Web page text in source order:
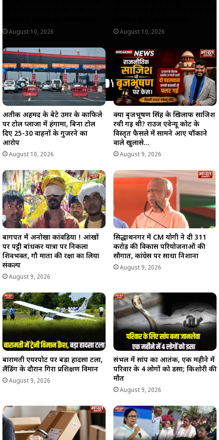
August 10, 2026 August 10, 2026
अतीक अहमद के बेटे उमर के काफिले
पर टोल प्लाजा में हंगामा, बिना टोल
दिए 25-30 वाहनों के गुजरने का
आरोप
August 10, 2026
क्या बृजभूषण सिंह के खिलाफ साजिश
रची गई थी? राउज एवेन्यू कोर्ट के
विस्तृत फैसले में सामने आए चौंकाने
वाले खुलासे…
August 9, 2026
बागपत में अनोखा कांवड़िया ! आंखों
पर पट्टी बांधकर यात्रा पर निकला
शिवभक्त, गौ माता की रक्षा का लिया
संकल्प
August 9, 2026
सिद्धार्थनगर में CM योगी ने दी 311
करोड़ की विकास परियोजनाओं की
सौगात, कांग्रेस पर साधा निशाना
August 9, 2026
बारामती एयरपोर्ट पर बड़ा हादसा टला,
लैंडिंग के दौरान गिरा प्रशिक्षण विमान
August 9, 2026
संभल में सांप का आतंक, एक महीने में
परिवार के 4 लोगों को डसा; किशोरी की
मौत
August 9, 2026